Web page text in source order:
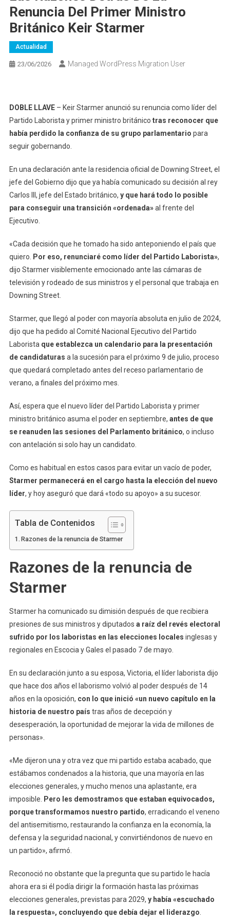
Renuncia Del Primer Ministro
Británico Keir Starmer
Actualidad
23/06/2026 Managed WordPress Migration User
DOBLE LLAVE– Keir Starmer anunció su renuncia como líder del
Partido Laborista y primer ministro británico tras reconocer que
había perdido la confianza de su grupo parlamentario para
seguir gobernando.
En una declaración ante la residencia oficial de Downing Street, el
jefe del Gobierno dijo que ya había comunicado su decisión al rey
Carlos III, jefe del Estado británico, y que hará todo lo posible
para conseguir una transición «ordenada»al frente del
Ejecutivo.
«Cada decisión que he tomado ha sido anteponiendo el país que
quiero. Por eso, renunciaré como líder del Partido Laborista»,
dijo Starmer visiblemente emocionado ante las cámaras de
televisión y rodeado de sus ministros y el personal que trabaja en
Downing Street.
Starmer, que llegó al poder con mayoría absoluta en julio de 2024,
dijo que ha pedido al Comité Nacional Ejecutivo del Partido
Laborista que establezca un calendario para la presentación
de candidaturas a la sucesión para el próximo 9 de julio, proceso
que quedará completado antes del receso parlamentario de
verano, a finales del próximo mes.
Así, espera que el nuevo líder del Partido Laborista y primer
ministro británico asuma el poder en septiembre, antes de que
se reanuden las sesiones del Parlamento británico, o incluso
con antelación si solo hay un candidato.
Como es habitual en estos casos para evitar un vacío de poder,
Starmer permanecerá en el cargo hasta la elección del nuevo
líder, y hoy aseguró que dará «todo su apoyo» a su sucesor.
Tabla de Contenidos
Razones de la renuncia de Starmer
Razones de la renuncia de
Starmer
Starmer ha comunicado su dimisión después de que recibiera
presiones de sus ministros y diputados a raíz del revés electoral
sufrido por los laboristas en las elecciones locales inglesas y
regionales en Escocia y Gales el pasado 7 de mayo.
En su declaración junto a su esposa, Victoria, el líder laborista dijo
que hace dos años el laborismo volvió al poder después de 14
años en la oposición, con lo que inició «un nuevo capítulo en la
historia de nuestro país tras años de decepción y
desesperación, la oportunidad de mejorar la vida de millones de
personas».
«Me dijeron una y otra vez que mi partido estaba acabado, que
estábamos condenados a la historia, que una mayoría en las
elecciones generales, y mucho menos una aplastante, era
imposible. Pero les demostramos que estaban equivocados,
porque transformamos nuestro partido, erradicando el veneno
del antisemitismo, restaurando la confianza en la economía, la
defensa y la seguridad nacional, y convirtiéndonos de nuevo en
un partido», afirmó.
Reconoció no obstante que la pregunta que su partido le hacía
ahora era si él podía dirigir la formación hasta las próximas
elecciones generales, previstas para 2029, y había «escuchado
la respuesta», concluyendo que debía dejar el liderazgo